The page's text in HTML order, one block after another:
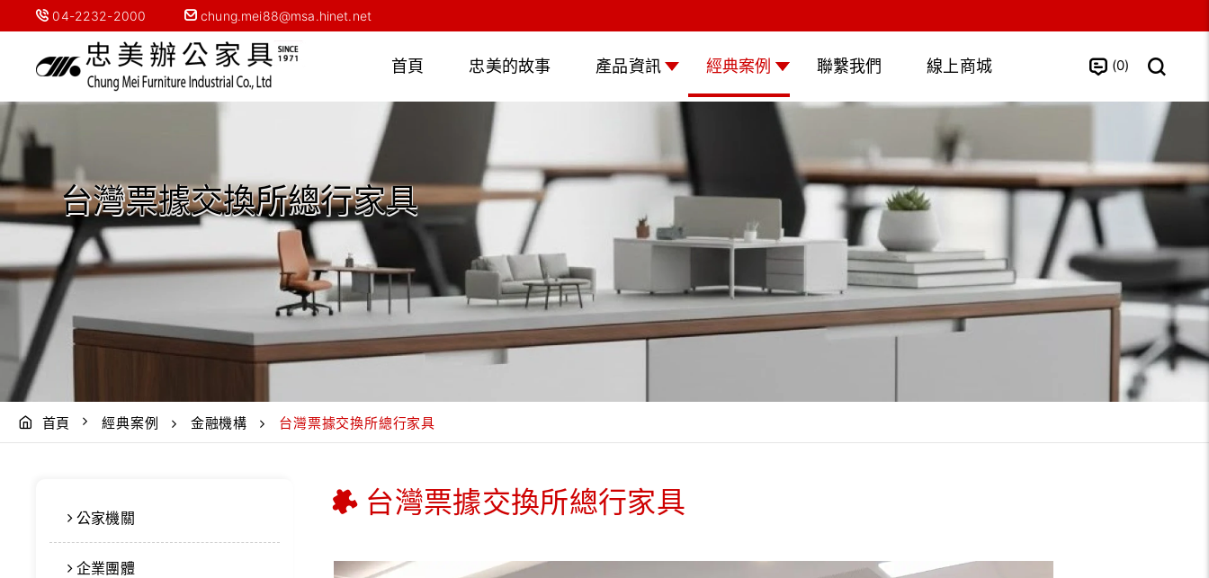
04-2232-2000 chung.mei88@msa.hinet.net
首頁 忠美的故事 產品資訊 經典案例 聯繫我們 線上商城 0
台灣票據交換所總行家具
首頁 經典案例 金融機構 台灣票據交換所總行家具
公家機關
企業團體
台灣票據交換所總行家具